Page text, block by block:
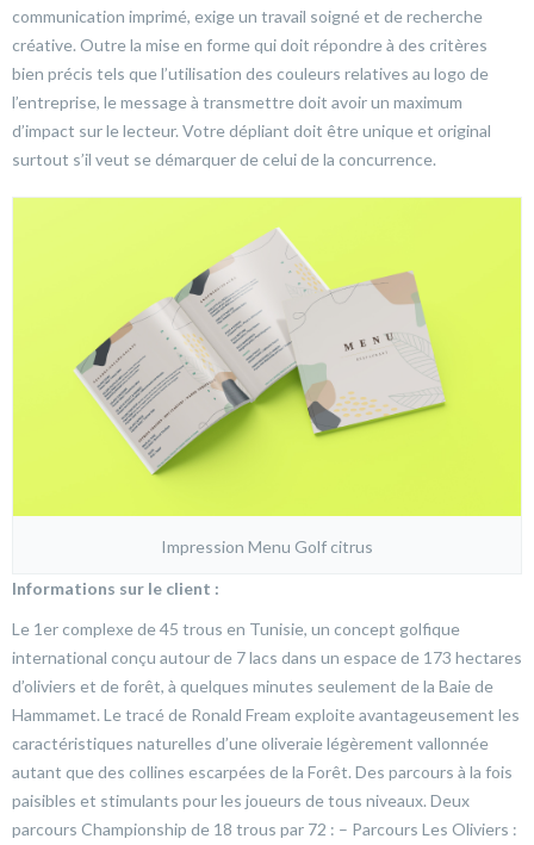
communication imprimé, exige un travail soigné et de recherche
créative. Outre la mise en forme qui doit répondre à des critères
bien précis tels que l’utilisation des couleurs relatives au logo de
l’entreprise, le message à transmettre doit avoir un maximum
d’impact sur le lecteur. Votre dépliant doit être unique et original
surtout s’il veut se démarquer de celui de la concurrence.
Impression Menu Golf citrus
Informations sur le client :
Le 1er complexe de 45 trous en Tunisie, un concept golfique
international conçu autour de 7 lacs dans un espace de 173 hectares
d’oliviers et de forêt, à quelques minutes seulement de la Baie de
Hammamet. Le tracé de Ronald Fream exploite avantageusement les
caractéristiques naturelles d’une oliveraie légèrement vallonnée
autant que des collines escarpées de la Forêt. Des parcours à la fois
paisibles et stimulants pour les joueurs de tous niveaux. Deux
parcours Championship de 18 trous par 72 : – Parcours Les Oliviers :